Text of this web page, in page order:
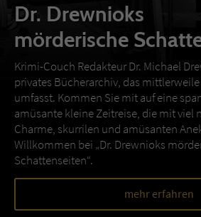
Dr. Drewnioks
mörderische
Krimi-Couch Redakteur Dr. Michael
privates Bücherarchiv, das
umfasst. Kommen Sie mit auf eine
amüsante kleine Zeitreise, die mit viel
Charme, skurrilen und amüsanten
Willkommen bei „Dr. Drewnioks
Schattenseiten“.
mehr erfahren